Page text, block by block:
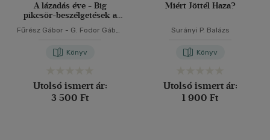
A lázadás éve - Big
pikcsör-beszélgetések a
Fűrész Gábor - G. Fodor Gábor
Sztavrosz
Könyv
Utolsó ismert ár:
3 500 Ft
Miért Jöttél Haza?
Surányi P. Balázs
Könyv
Utolsó ismert ár:
1 900 Ft